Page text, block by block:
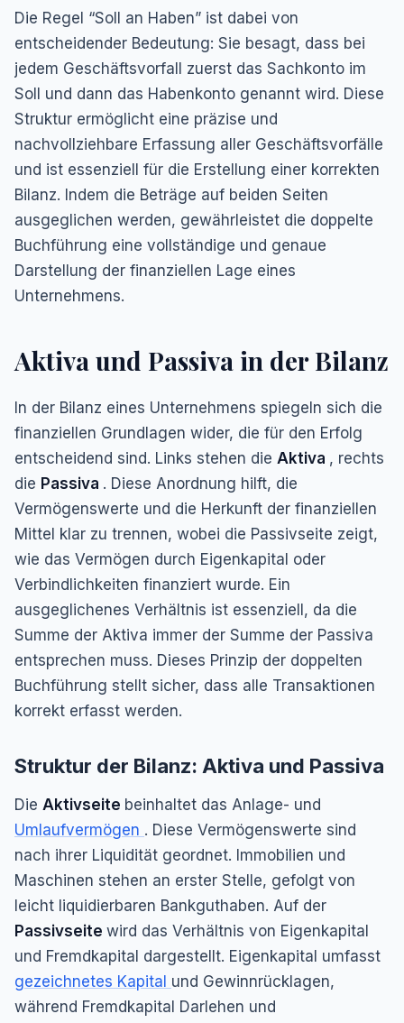
Die Regel “Soll an Haben” ist dabei von
entscheidender Bedeutung: Sie besagt, dass bei
jedem Geschäftsvorfall zuerst das Sachkonto im
Soll und dann das Habenkonto genannt wird. Diese
Struktur ermöglicht eine präzise und
nachvollziehbare Erfassung aller Geschäftsvorfälle
und ist essenziell für die Erstellung einer korrekten
Bilanz. Indem die Beträge auf beiden Seiten
ausgeglichen werden, gewährleistet die doppelte
Buchführung eine vollständige und genaue
Darstellung der finanziellen Lage eines
Unternehmens.
Aktiva und Passiva in der Bilanz
In der Bilanz eines Unternehmens spiegeln sich die
finanziellen Grundlagen wider, die für den Erfolg
entscheidend sind. Links stehen die Aktiva , rechts
die Passiva . Diese Anordnung hilft, die
Vermögenswerte und die Herkunft der finanziellen
Mittel klar zu trennen, wobei die Passivseite zeigt,
wie das Vermögen durch Eigenkapital oder
Verbindlichkeiten finanziert wurde. Ein
ausgeglichenes Verhältnis ist essenziell, da die
Summe der Aktiva immer der Summe der Passiva
entsprechen muss. Dieses Prinzip der doppelten
Buchführung stellt sicher, dass alle Transaktionen
korrekt erfasst werden.
Struktur der Bilanz: Aktiva und Passiva
Die Aktivseite beinhaltet das Anlage- und
Umlaufvermögen . Diese Vermögenswerte sind
nach ihrer Liquidität geordnet. Immobilien und
Maschinen stehen an erster Stelle, gefolgt von
leicht liquidierbaren Bankguthaben. Auf der
Passivseite wird das Verhältnis von Eigenkapital
und Fremdkapital dargestellt. Eigenkapital umfasst
gezeichnetes Kapital und Gewinnrücklagen,
während Fremdkapital Darlehen und